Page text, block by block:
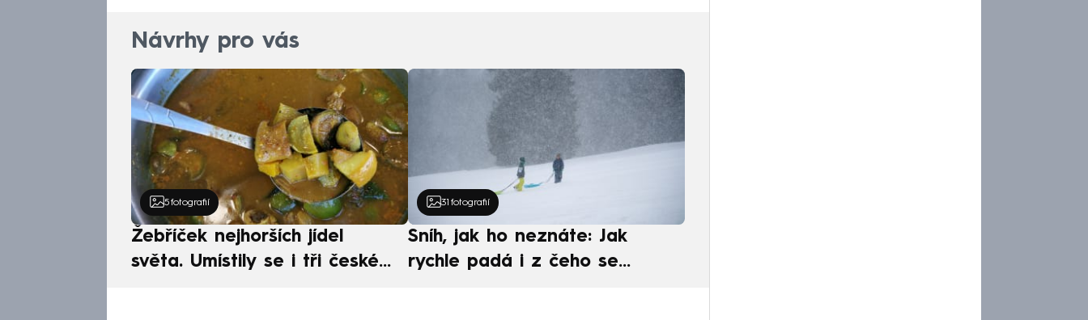
Návrhy pro vás
5 fotografií
Žebříček nejhorších jídel
světa. Umístily se i tři české
31 fotografií
Sníh, jak ho neznáte: Jak
rychle padá i z čeho se